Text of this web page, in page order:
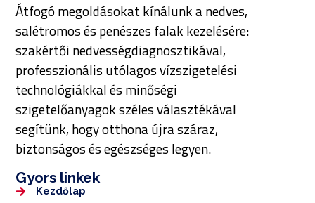
Átfogó megoldásokat kínálunk a nedves,
salétromos és penészes falak kezelésére:
szakértői nedvességdiagnosztikával,
professzionális utólagos vízszigetelési
technológiákkal és minőségi
szigetelőanyagok széles választékával
segítünk, hogy otthona újra száraz,
biztonságos és egészséges legyen.
Gyors linkek
Kezdőlap